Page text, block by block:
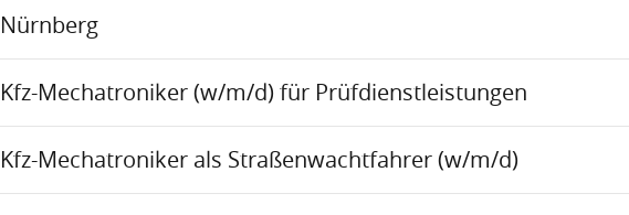
Nürnberg
Kfz-Mechatroniker (w/m/d) für Prüfdienstleistungen
Kfz-Mechatroniker als Straßenwachtfahrer (w/m/d)